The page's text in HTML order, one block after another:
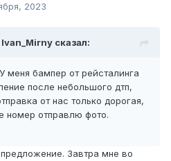
2023
сказал:
меня бампер от рейсталинга
после небольшого дтп,
от нас только дорогая,
номер отправлю фото.
Завтра мне во